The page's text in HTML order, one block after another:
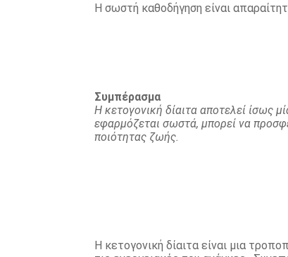
Η σωστή καθοδήγηση είναι
Συμπέρασμα
Η κετογονική δίαιτα αποτελεί ίσως
εφαρμόζεται σωστά, μπορεί να
ποιότητας ζωής.
Η κετογονική δίαιτα είναι μια